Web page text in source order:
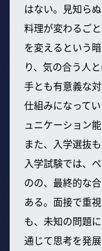
はない。見知ら
料理が変わるご
を変えるという
り、気の合う人
手とも有意義な
仕組みになって
ュニケーション
また、入学選抜
入学試験では、
のの、最終的な
ある。面接で重
も、未知の問題
通じて思考を発